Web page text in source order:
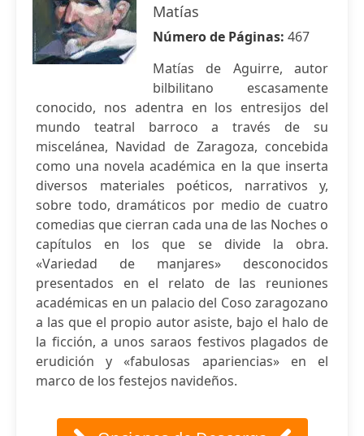
Matías
Número de Páginas: 467
Matías de Aguirre, autor
bilbilitano escasamente
conocido, nos adentra en los entresijos del
mundo teatral barroco a través de su
miscelánea, Navidad de Zaragoza, concebida
como una novela académica en la que inserta
diversos materiales poéticos, narrativos y,
sobre todo, dramáticos por medio de cuatro
comedias que cierran cada una de las Noches o
capítulos en los que se divide la obra.
«Variedad de manjares» desconocidos
presentados en el relato de las reuniones
académicas en un palacio del Coso zaragozano
a las que el propio autor asiste, bajo el halo de
la ficción, a unos saraos festivos plagados de
erudición y «fabulosas apariencias» en el
marco de los festejos navideños.